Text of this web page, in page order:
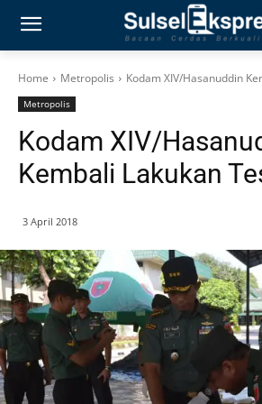
Home Metropolis Kodam XIV/Hasanuddin
Metropolis
Kodam XIV/
Kembali Lakukan
3 April 2018